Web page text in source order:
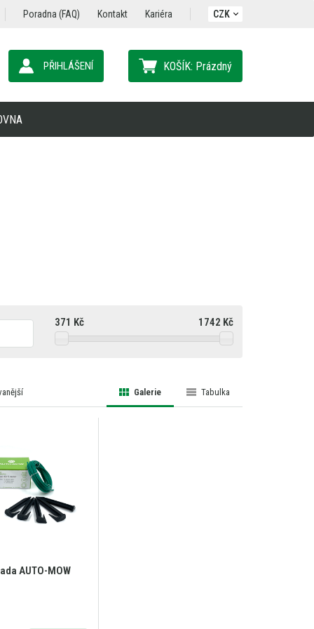
Poradna (FAQ) Kontakt Kariéra CZK
KOŠÍK: Prázdný
PŘIHLÁŠENÍ
371 Kč 1742 Kč
Tabulka
Galerie
AUTO-MOW